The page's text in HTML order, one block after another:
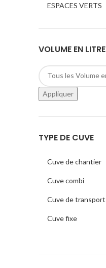
ESPACES VERTS
VOLUME EN LITRE
Appliquer
TYPE DE CUVE
Cuve de chantier
Cuve combi
Cuve de transport
Cuve fixe